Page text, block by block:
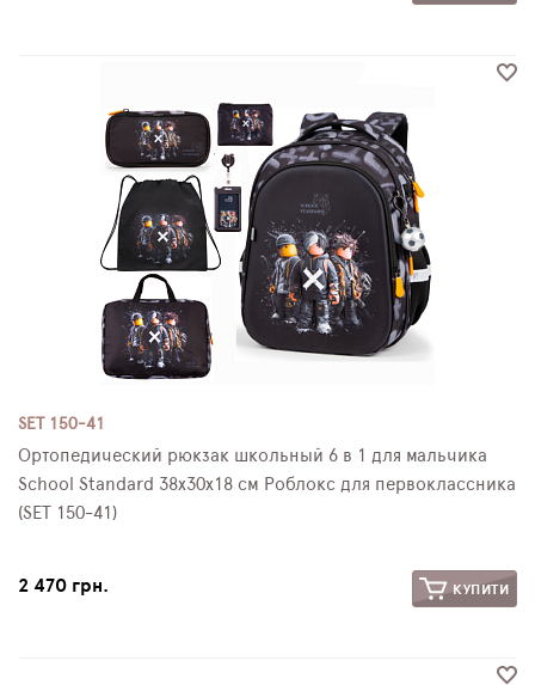
SET 150-41
Ортопедический рюкзак школьный 6 в 1 для мальчика
School Standard 38х30х18 см Роблокс для первоклассника
(SET 150-41)
2 470 грн. КУПИТИ